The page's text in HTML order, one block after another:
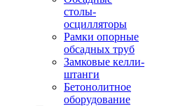
столы-
осцилляторы
Рамки опорные
обсадных труб
Замковые келли-
штанги
Бетонолитное
оборудование